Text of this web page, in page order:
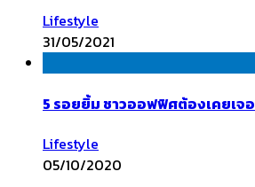
Lifestyle
31/05/2021
5 รอยยิ้ม ชาวออฟฟิศต้องเคยเจอ
Lifestyle
05/10/2020